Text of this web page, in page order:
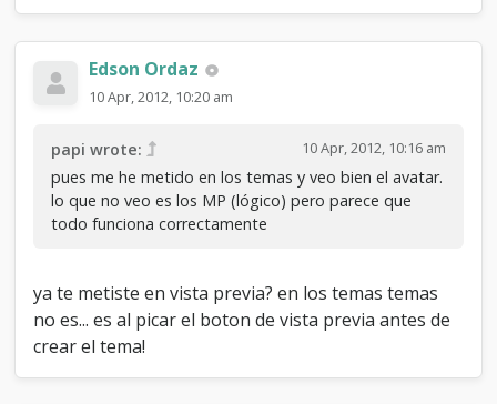
Edson Ordaz
10 Apr, 2012, 10:20 am
10 Apr, 2012, 10:16 am
papi wrote:
pues me he metido en los temas y veo bien el avatar.
lo que no veo es los MP (lógico) pero parece que
todo funciona correctamente
ya te metiste en vista previa? en los temas temas
no es... es al picar el boton de vista previa antes de
crear el tema!